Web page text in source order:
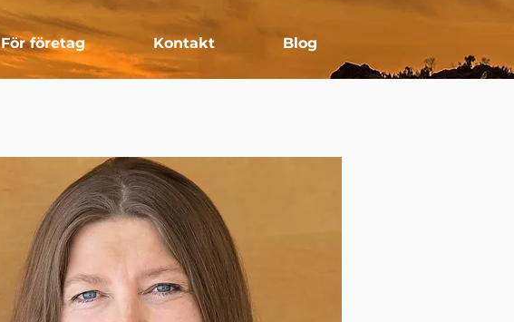
För företag Kontakt Blog